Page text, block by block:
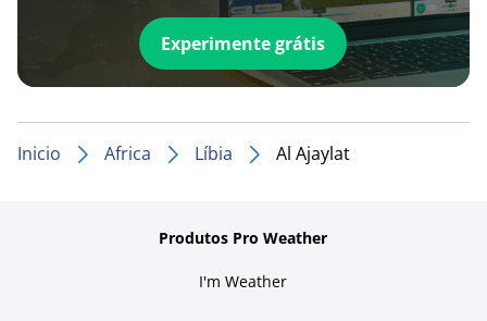
Experimente grátis
Inicio Africa Líbia Al Ajaylat
Produtos Pro Weather
I'm Weather